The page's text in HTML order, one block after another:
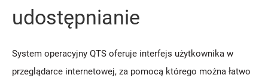
udostępnianie
System operacyjny QTS oferuje interfejs użytkownika w
przeglądarce internetowej, za pomocą którego można łatwo